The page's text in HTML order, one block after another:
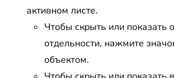
активном листе.
Чтобы скрыть или показать
отдельности, нажмите
объектом.